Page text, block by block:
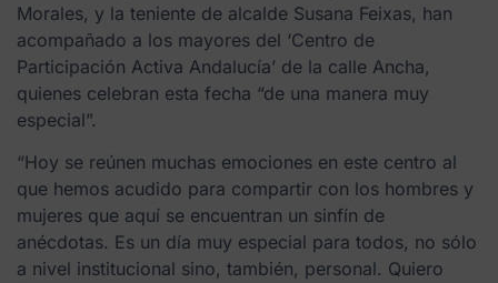
Morales, y la teniente de alcalde Susana Feixas, han
acompañado a los mayores del ‘Centro de
Participación Activa Andalucía’ de la calle Ancha,
quienes celebran esta fecha “de una manera muy
especial”.
“Hoy se reúnen muchas emociones en este centro al
que hemos acudido para compartir con los hombres y
mujeres que aquí se encuentran un sinfín de
anécdotas. Es un día muy especial para todos, no sólo
a nivel institucional sino, también, personal. Quiero